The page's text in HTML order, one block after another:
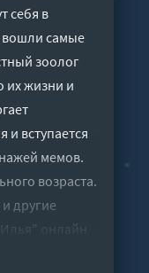
себя в
вошли самые
зоолог
их жизни и
вступается
мемов.
возраста.
другие
онлайн